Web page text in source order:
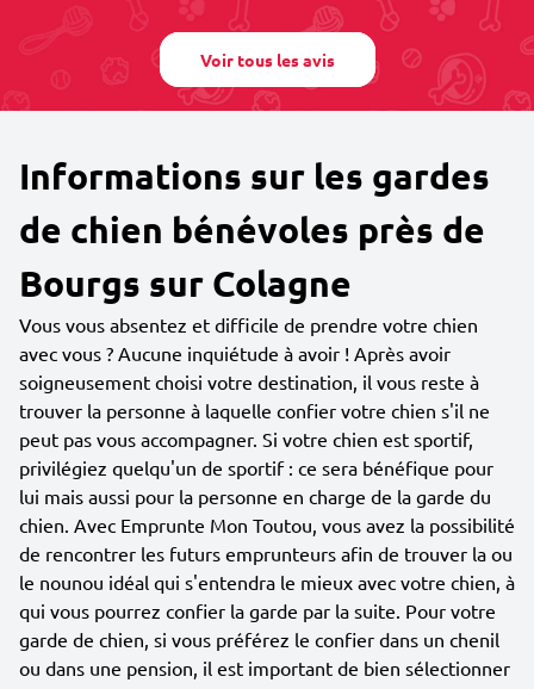
Voir tous les avis
Informations sur les gardes
de chien bénévoles près de
Bourgs sur Colagne
Vous vous absentez et difficile de prendre votre chien
avec vous ? Aucune inquiétude à avoir ! Après avoir
soigneusement choisi votre destination, il vous reste à
trouver la personne à laquelle confier votre chien s'il ne
peut pas vous accompagner. Si votre chien est sportif,
privilégiez quelqu'un de sportif : ce sera bénéfique pour
lui mais aussi pour la personne en charge de la garde du
chien. Avec Emprunte Mon Toutou, vous avez la possibilité
de rencontrer les futurs emprunteurs afin de trouver la ou
le nounou idéal qui s'entendra le mieux avec votre chien, à
qui vous pourrez confier la garde par la suite. Pour votre
garde de chien, si vous préférez le confier dans un chenil
ou dans une pension, il est important de bien sélectionner